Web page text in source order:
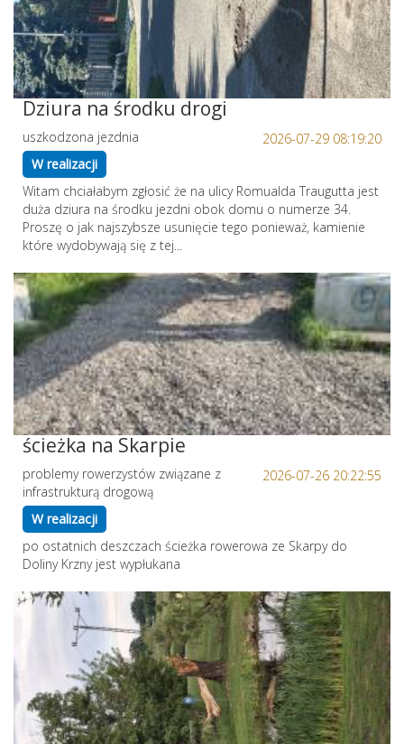
Dziura na środku drogi
2026-07-29 08:19:20
uszkodzona jezdnia
W realizacji
Witam chciałabym zgłosić że na ulicy Romualda Traugutta jest
duża dziura na środku jezdni obok domu o numerze 34.
Proszę o jak najszybsze usunięcie tego ponieważ, kamienie
które wydobywają się z tej...
ścieżka na Skarpie
2026-07-26 20:22:55
problemy rowerzystów związane z
infrastrukturą drogową
W realizacji
po ostatnich deszczach ścieżka rowerowa ze Skarpy do
Doliny Krzny jest wypłukana